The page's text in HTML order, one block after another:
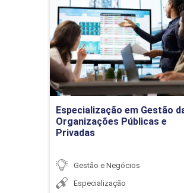
10h
Métricas de Análise e
Busca
10h
Especialização em Gestão
Organizações Públicas e
Privadas
Gestão e Negócios
Especialização
Especialização em
das Organizações
e
Detalhes do curso